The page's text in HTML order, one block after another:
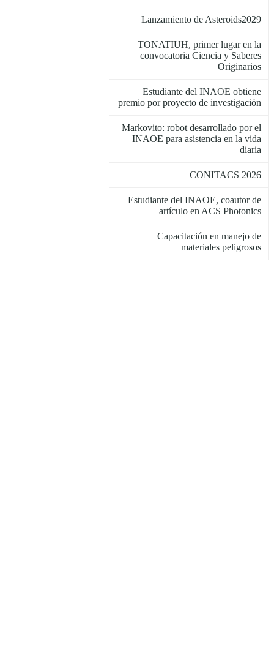
Lanzamiento de Asteroids2029
TONATIUH, primer lugar en la
convocatoria Ciencia y Saberes
Originarios
Estudiante del INAOE obtiene
premio por proyecto de investigación
Markovito: robot desarrollado por el
INAOE para asistencia en la vida
diaria
CONITACS 2026
Estudiante del INAOE, coautor de
artículo en ACS Photonics
Capacitación en manejo de
materiales peligrosos